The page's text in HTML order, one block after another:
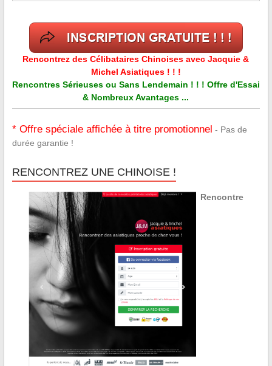
Rencontrez des Célibataires Chinoises avec Jacquie &
Michel Asiatiques ! ! !
Rencontres Sérieuses ou Sans Lendemain ! ! ! Offre d'Essai
& Nombreux Avantages ...
* Offre spéciale affichée à titre promotionnel - Pas de
durée garantie !
RENCONTREZ UNE CHINOISE !
Rencontre